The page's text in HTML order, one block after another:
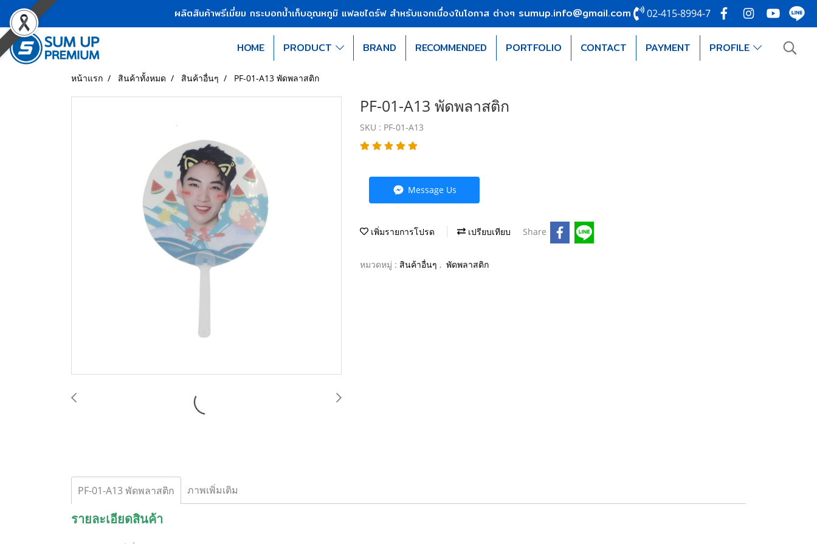
ผลิตสินค้าพรีเมี่ยม กระบอกน้ำเก็บอุณหภูมิ แฟลชไดร์ฟ สำหรับแจกเนื่องในโอกาส ต่างๆ sumup.info@gmail.com 02-415-8994-7
HOME PRODUCT BRAND RECOMMENDED PORTFOLIO CONTACT PAYMENT PROFILE
หน้าแรก สินค้าทั้งหมด สินค้าอื่นๆ PF-01-A13 พัดพลาสติก
PF-01-A13 พัดพลาสติก
SKU : PF-01-A13
Message Us
เพิ่มรายการโปรด เปรียบเทียบ Share
หมวดหมู่ : สินค้าอื่นๆ , พัดพลาสติก
PF-01-A13 พัดพลาสติก ภาพเพิ่มเติม
รายละเอียดสินค้า